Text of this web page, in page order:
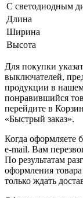
С светодиодным
Длина
Ширина
Высота
Для покупки
выключателей,
продукции в
понравившийся
перейдите в
«Быстрый заказ».
Когда оформляете
e-mail. Вам
По результатам
оформления
только ждать